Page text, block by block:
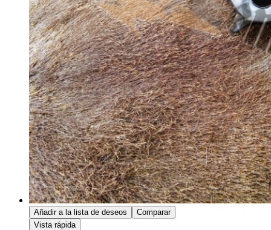
Añadir a la lista de deseos
Comparar
Vista rápida